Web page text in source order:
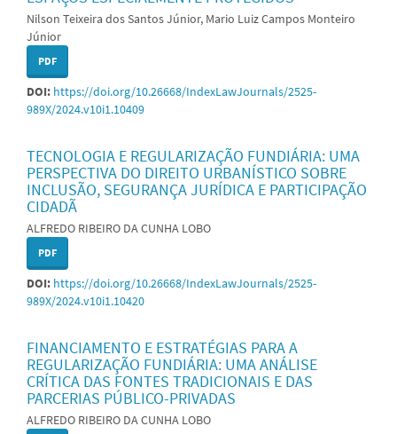
Nilson Teixeira dos Santos Júnior, Mario Luiz Campos Monteiro
Júnior
PDF
DOI: https://doi.org/10.26668/IndexLawJournals/2525-
989X/2024.v10i1.10409
TECNOLOGIA E REGULARIZAÇÃO FUNDIÁRIA: UMA
PERSPECTIVA DO DIREITO URBANÍSTICO SOBRE
INCLUSÃO, SEGURANÇA JURÍDICA E PARTICIPAÇÃO
CIDADÃ
ALFREDO RIBEIRO DA CUNHA LOBO
PDF
DOI: https://doi.org/10.26668/IndexLawJournals/2525-
989X/2024.v10i1.10420
FINANCIAMENTO E ESTRATÉGIAS PARA A
REGULARIZAÇÃO FUNDIÁRIA: UMA ANÁLISE
CRÍTICA DAS FONTES TRADICIONAIS E DAS
PARCERIAS PÚBLICO-PRIVADAS
ALFREDO RIBEIRO DA CUNHA LOBO